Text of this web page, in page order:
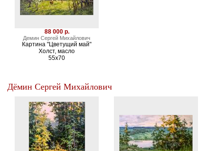
88 000 р.
Демин Сергей Михайлович
Картина "Цветущий май"
Холст, масло
55х70
Дёмин Сергей Михайлович